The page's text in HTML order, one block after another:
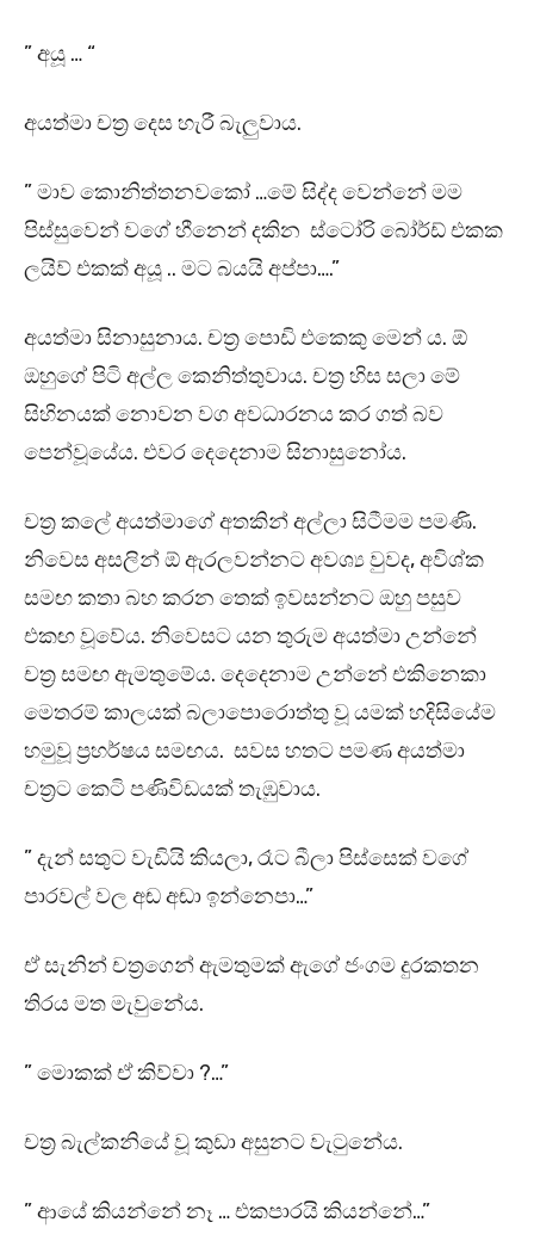
” අයූ … “
අයත්මා චත්‍ර දෙස හැරී බැලුවාය.
” මාව කොනිත්තනවකෝ …මේ සිද්ද වෙන්නේ මම
පිස්සුවෙන් වගේ හීනෙන් දකින ස්ටෝරි බෝර්ඩ් එකක
ලයිව් එකක් අයූ .. මට බයයි අප්පා….”
අයත්මා සිනාසුනාය. චත්‍ර පොඩි එකෙකු මෙන් ය. ඕ
ඔහුගේ පිටි අල්ල කෙනිත්තුවාය. චත්‍ර හිස සලා මේ
සිහිනයක් නොවන වග අවධාරනය කර ගත් බව
පෙන්වූයේය. එවර දෙදෙනාම සිනාසුනෝය.
චත්‍ර කලේ අයත්මාගේ අතකින් අල්ලා සිටීමම පමණි.
නිවෙස අසලින් ඕ ඇරලවන්නට අවශ්‍ය වුවද, අවිශ්ක
සමඟ කතා බහ කරන තෙක් ඉවසන්නට ඔහු පසුව
එකඟ වූවේය. නිවෙසට යන තුරුම අයත්මා උන්නේ
චත්‍ර සමඟ ඇමතුමේය. දෙදෙනාම උන්නේ එකිනෙකා
මෙතරම් කාලයක් බලාපොරොත්තු වූ යමක් හදිසියේම
හමුවූ ප්‍රහර්ෂය සමඟය. සවස හතට පමණ අයත්මා
චත්‍රට කෙටි පණිවිඩයක් තැඹුවාය.
” දැන් සතුට වැඩියි කියලා, රෑට බීලා පිස්සෙක් වගේ
පාරවල් වල අඬ අඬා ඉන්නෙපා…”
ඒ සැනින් චත්‍රගෙන් ඇමතුමක් ඇගේ ජංගම දුරකතන
තිරය මත මැවුනේය.
” මොකක් ඒ කිව්වා ?…”
චත්‍ර බැල්කනියේ වූ කුඩා අසුනට වැටුනේය.
” ආයේ කියන්නේ නෑ … එකපාරයි කියන්නේ…”